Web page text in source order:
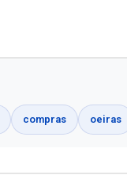
compras oeiras